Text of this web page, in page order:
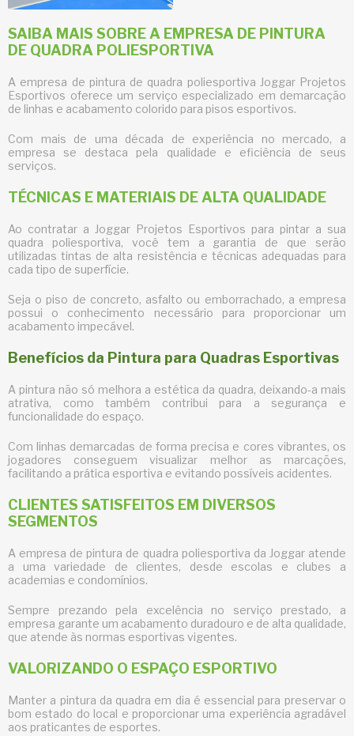
SAIBA MAIS SOBRE A EMPRESA DE PINTURA
DE QUADRA POLIESPORTIVA
A empresa de pintura de quadra poliesportiva Joggar Projetos
Esportivos oferece um serviço especializado em demarcação
de linhas e acabamento colorido para pisos esportivos.
Com mais de uma década de experiência no mercado, a
empresa se destaca pela qualidade e eficiência de seus
serviços.
TÉCNICAS E MATERIAIS DE ALTA QUALIDADE
Ao contratar a Joggar Projetos Esportivos para pintar a sua
quadra poliesportiva, você tem a garantia de que serão
utilizadas tintas de alta resistência e técnicas adequadas para
cada tipo de superfície.
Seja o piso de concreto, asfalto ou emborrachado, a empresa
possui o conhecimento necessário para proporcionar um
acabamento impecável.
Benefícios da Pintura para Quadras Esportivas
A pintura não só melhora a estética da quadra, deixando-a mais
atrativa, como também contribui para a segurança e
funcionalidade do espaço.
Com linhas demarcadas de forma precisa e cores vibrantes, os
jogadores conseguem visualizar melhor as marcações,
facilitando a prática esportiva e evitando possíveis acidentes.
CLIENTES SATISFEITOS EM DIVERSOS
SEGMENTOS
A empresa de pintura de quadra poliesportiva da Joggar atende
a uma variedade de clientes, desde escolas e clubes a
academias e condomínios.
Sempre prezando pela excelência no serviço prestado, a
empresa garante um acabamento duradouro e de alta qualidade,
que atende às normas esportivas vigentes.
VALORIZANDO O ESPAÇO ESPORTIVO
Manter a pintura da quadra em dia é essencial para preservar o
bom estado do local e proporcionar uma experiência agradável
aos praticantes de esportes.